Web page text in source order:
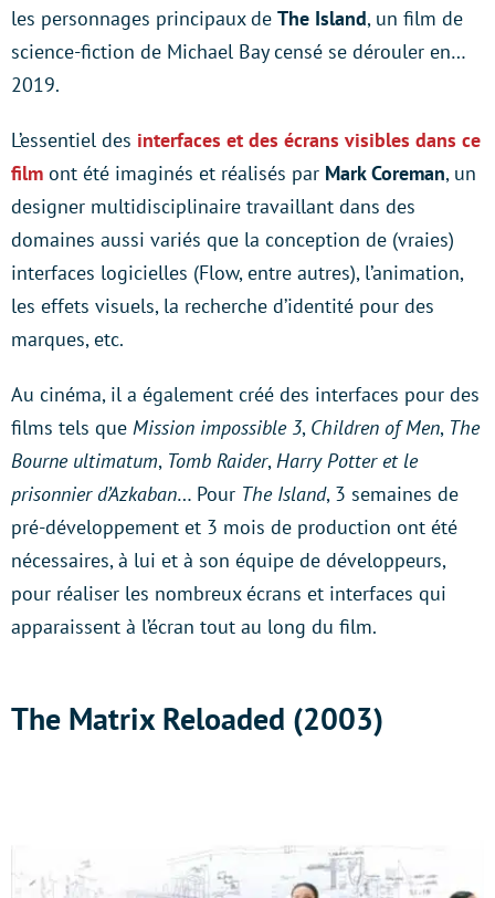
les personnages principaux de The Island, un film de
science-fiction de Michael Bay censé se dérouler en…
2019.
L’essentiel des interfaces et des écrans visibles dans ce
film ont été imaginés et réalisés par Mark Coreman, un
designer multidisciplinaire travaillant dans des
domaines aussi variés que la conception de (vraies)
interfaces logicielles (Flow, entre autres), l’animation,
les effets visuels, la recherche d’identité pour des
marques, etc.
Au cinéma, il a également créé des interfaces pour des
films tels que Mission impossible 3, Children of Men, The
Bourne ultimatum, Tomb Raider,Harry Potter et le
prisonnier d’Azkaban… Pour The Island, 3 semaines de
pré-développement et 3 mois de production ont été
nécessaires, à lui et à son équipe de développeurs,
pour réaliser les nombreux écrans et interfaces qui
apparaissent à l’écran tout au long du film.
The Matrix Reloaded (2003)